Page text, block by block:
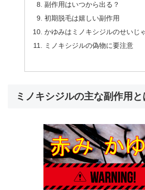
副作用はいつから出る？
初期脱毛は嬉しい副作用
かゆみはミノキシジルのせいじ
ミノキシジルの偽物に要注意
ミノキシジルの主な副作用と